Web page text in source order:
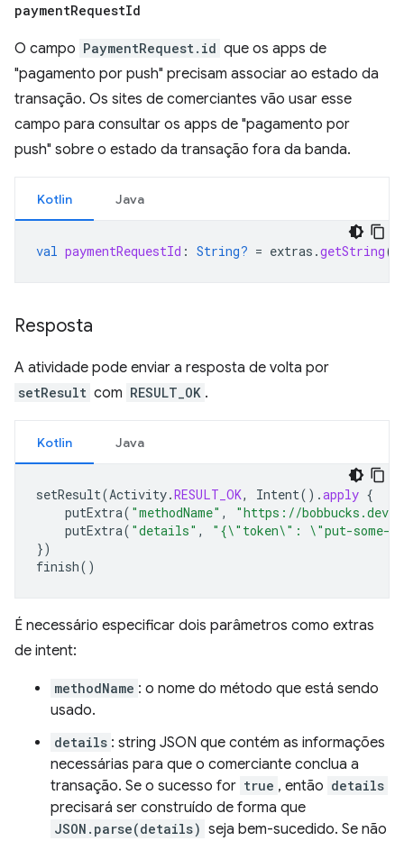
paymentRequestId
O campo PaymentRequest.id que os apps de
"pagamento por push" precisam associar ao estado da
transação. Os sites de comerciantes vão usar esse
campo para consultar os apps de "pagamento por
push" sobre o estado da transação fora da banda.
Kotlin Java
val paymentRequestId : String? = extras .getString(
Resposta
A atividade pode enviar a resposta de volta por
setResult com RESULT_OK .
Kotlin Java
setResult(Activity.RESULT_OK, Intent().apply {
putExtra( "methodName" ,
"https://bobbucks.dev/
putExtra( "details" ,
"{\"token\": \"put-some-
})
finish()
É necessário especificar dois parâmetros como extras
de intent:
methodName : o nome do método que está sendo
usado.
details : string JSON que contém as informações
necessárias para que o comerciante conclua a
transação. Se o sucesso for true , então details
precisará ser construído de forma que
JSON.parse(details) seja bem-sucedido. Se não